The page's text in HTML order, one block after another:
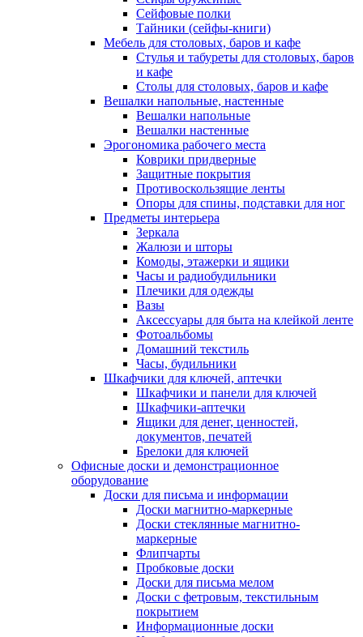
Сейфовые полки
Тайники (сейфы-книги)
Мебель для столовых, баров и кафе
Стулья и табуреты для столовых, баров
и кафе
Столы для столовых, баров и кафе
Вешалки напольные, настенные
Вешалки напольные
Вешалки настенные
Эрогономика рабочего места
Коврики придверные
Защитные покрытия
Противоскользящие ленты
Опоры для спины, подставки для ног
Предметы интерьера
Зеркала
Жалюзи и шторы
Комоды, этажерки и ящики
Часы и радиобудильники
Плечики для одежды
Вазы
Аксессуары для быта на клейкой ленте
Фотоальбомы
Домашний текстиль
Часы, будильники
Шкафчики для ключей, аптечки
Шкафчики и панели для ключей
Шкафчики-аптечки
Ящики для денег, ценностей,
документов, печатей
Брелоки для ключей
Офисные доски и демонстрационное
оборудование
Доски для письма и информации
Доски магнитно-маркерные
Доски стеклянные магнитно-
маркерные
Флипчарты
Пробковые доски
Доски для письма мелом
Доски с фетровым, текстильным
покрытием
Информационные доски